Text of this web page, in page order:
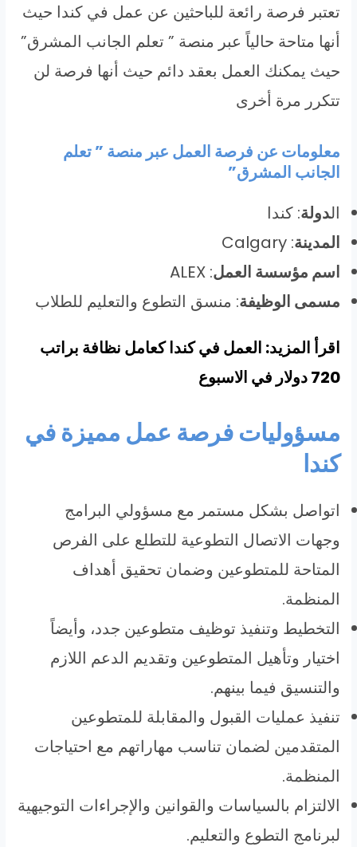
تعتبر فرصة رائعة للباحثين عن عمل في كندا حيث
أنها متاحة حالياً عبر منصة ” تعلم الجانب المشرق”
حيث يمكنك العمل بعقد دائم حيث أنها فرصة لن
تتكرر مرة أخرى
معلومات عن فرصة العمل عبر منصة ” تعلم
الجانب المشرق”
الدولة: كندا
المدينة: Calgary
اسم مؤسسة العمل: ALEX
مسمى الوظيفة: منسق التطوع والتعليم للطلاب
اقرأ المزيد: العمل في كندا كعامل نظافة براتب
720 دولار في الاسبوع
مسؤوليات فرصة عمل مميزة في
كندا
اتواصل بشكل مستمر مع مسؤولي البرامج
وجهات الاتصال التطوعية للتطلع على الفرص
المتاحة للمتطوعين وضمان تحقيق أهداف
المنظمة.
التخطيط وتنفيذ توظيف متطوعين جدد، وأيضاً
اختيار وتأهيل المتطوعين وتقديم الدعم اللازم
والتنسيق فيما بينهم.
تنفيذ عمليات القبول والمقابلة للمتطوعين
المتقدمين لضمان تناسب مهاراتهم مع احتياجات
المنظمة.
الالتزام بالسياسات والقوانين والإجراءات التوجيهية
لبرنامج التطوع والتعليم.